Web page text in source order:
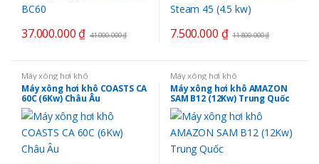
37.000.000 ₫ 41.000.000₫ 7.500.000 ₫ 11.800.000₫
Máy xông hơi khô
Máy xông hơi khô COASTS CA
60C (6Kw) Châu Âu
Máy xông hơi khô
Máy xông hơi khô AMAZON
SAM B12 (12Kw) Trung Quốc